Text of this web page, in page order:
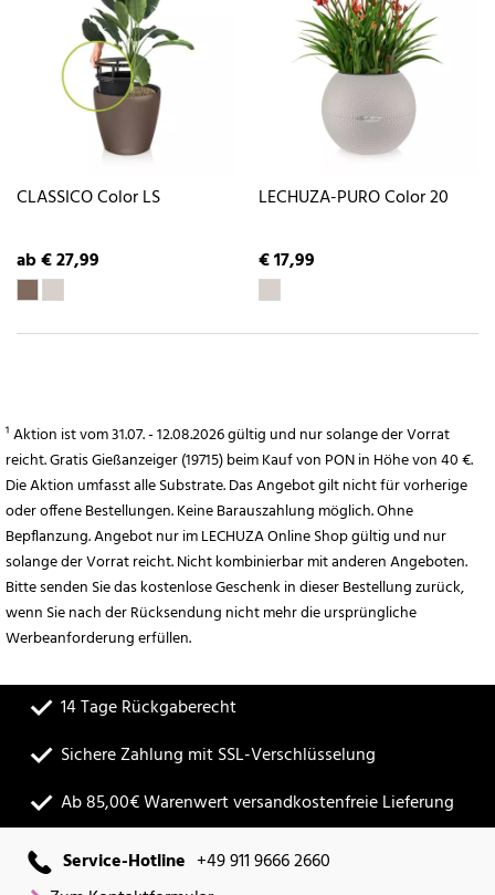
CLASSICO Color LS
ab € 27,99
LECHUZA-PURO Color 20
€ 17,99
¹ Aktion ist vom 31.07. - 12.08.2026 gültig und nur solange der Vorrat
reicht. Gratis Gießanzeiger (19715) beim Kauf von PON in Höhe von 40 €.
Die Aktion umfasst alle Substrate. Das Angebot gilt nicht für vorherige
oder offene Bestellungen. Keine Barauszahlung möglich. Ohne
Bepflanzung. Angebot nur im LECHUZA Online Shop gültig und nur
solange der Vorrat reicht. Nicht kombinierbar mit anderen Angeboten.
Bitte senden Sie das kostenlose Geschenk in dieser Bestellung zurück,
wenn Sie nach der Rücksendung nicht mehr die ursprüngliche
Werbeanforderung erfüllen.
14 Tage Rückgaberecht
Sichere Zahlung mit SSL-Verschlüsselung
Ab 85,00€ Warenwert versandkostenfreie Lieferung
Service-Hotline +49 911 9666 2660